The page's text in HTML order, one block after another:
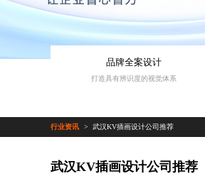
品牌全案设计
打造具有辨识度的视觉体系
行业资讯 > 武汉KV插画设计公司推荐
武汉KV插画设计公司推荐